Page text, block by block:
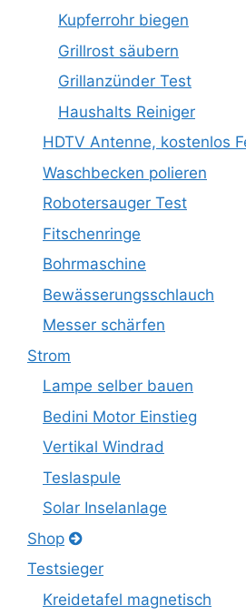
Kupferrohr biegen
Grillrost säubern
Grillanzünder Test
Haushalts Reiniger
HDTV Antenne, kostenlos
Waschbecken polieren
Robotersauger Test
Fitschenringe
Bohrmaschine
Bewässerungsschlauch
Messer schärfen
Strom
Lampe selber bauen
Bedini Motor Einstieg
Vertikal Windrad
Teslaspule
Solar Inselanlage
Shop
Testsieger
Kreidetafel magnetisch